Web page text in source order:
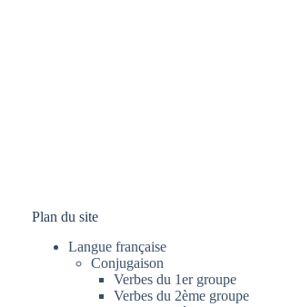
Plan du site
Langue française
Conjugaison
Verbes du 1er groupe
Verbes du 2ème groupe